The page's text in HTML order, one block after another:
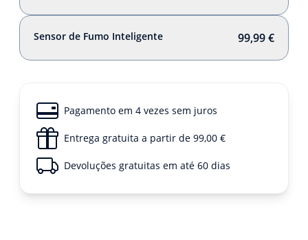
Sensor de Fumo Inteligente 99,99 €
Pagamento em 4 vezes sem juros
Entrega gratuita a partir de 99,00 €
Devoluções gratuitas em até 60 dias